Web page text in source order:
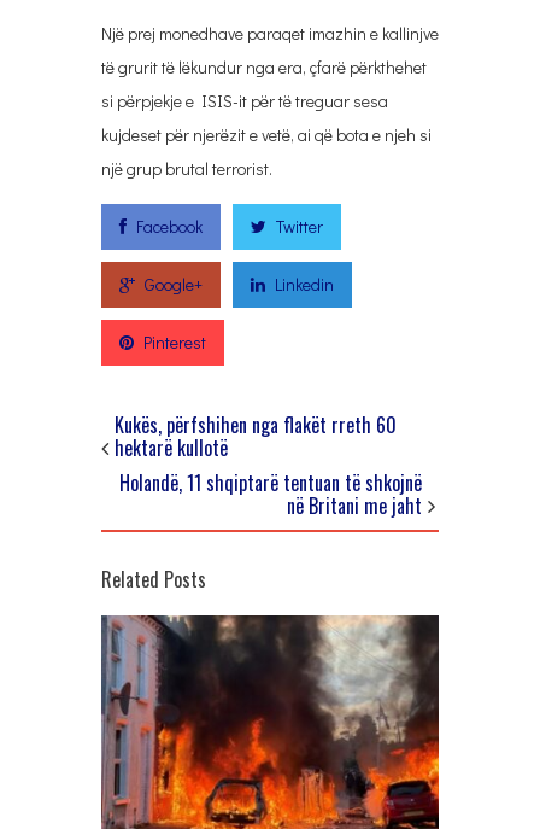
Një prej monedhave paraqet imazhin e kallinjve
të grurit të lëkundur nga era, çfarë përkthehet
si përpjekje e ISIS-it për të treguar sesa
kujdeset për njerëzit e vetë, ai që bota e njeh si
një grup brutal terrorist.
Facebook Twitter
Google+ Linkedin
Pinterest
Kukës, përfshihen nga flakët rreth 60
hektarë kullotë
Holandë, 11 shqiptarë tentuan të shkojnë
në Britani me jaht
Related Posts